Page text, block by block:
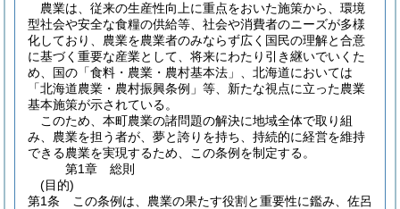
農業は、従来の生産性向上に重点をおいた施策から、環境
型社会や安全な食糧の供給等、社会や消費者のニーズが多様
化しており、農業を農業者のみならず広く国民の理解と合意
に基づく重要な産業として、将来にわたり引き継いでいくた
め、国の「食料・農業・農村基本法」、北海道においては
「北海道農業・農村振興条例」等、新たな視点に立った農業
基本施策が示されている。
このため、本町農業の諸問題の解決に地域全体で取り組
み、農業を担う者が、夢と誇りを持ち、持続的に経営を維持
できる農業を実現するため、この条例を制定する。
第1章
総則
(目的)
第1条
この条例は、農業の果たす役割と重要性に鑑み、佐呂